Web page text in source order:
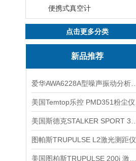
便携式真空计
点击更多分类
新品推荐
图帕斯TRUPULSE L2激光测距仪